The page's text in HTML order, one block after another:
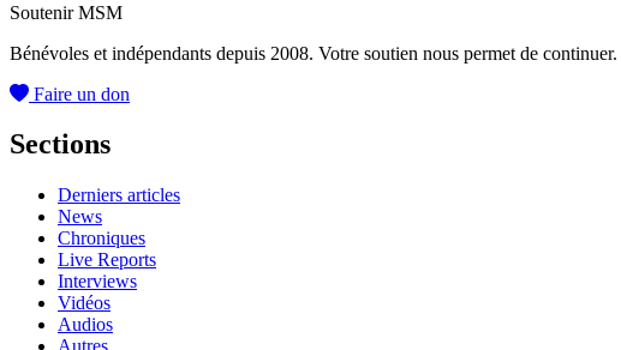
Soutenir MSM
Bénévoles et indépendants depuis 2008. Votre soutien nous permet de continuer.
Faire un don
Sections
Derniers articles
News
Chroniques
Live Reports
Interviews
Vidéos
Audios